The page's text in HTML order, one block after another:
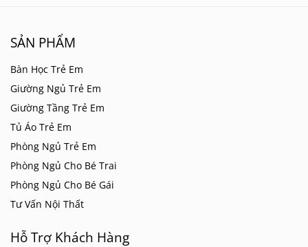
SẢN PHẨM
Bàn Học Trẻ Em
Giường Ngủ Trẻ Em
Giường Tầng Trẻ Em
Tủ Áo Trẻ Em
Phòng Ngủ Trẻ Em
Phòng Ngủ Cho Bé Trai
Phòng Ngủ Cho Bé Gái
Tư Vấn Nội Thất
Hỗ Trợ Khách Hàng